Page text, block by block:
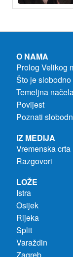
O NAMA
Prolog Velikog
Što je
Temeljna
Povijest
Poznati
IZ MEDIJA
Vremenska crta
Razgovori
LOŽE
Istra
Osijek
Rijeka
Split
Varaždin